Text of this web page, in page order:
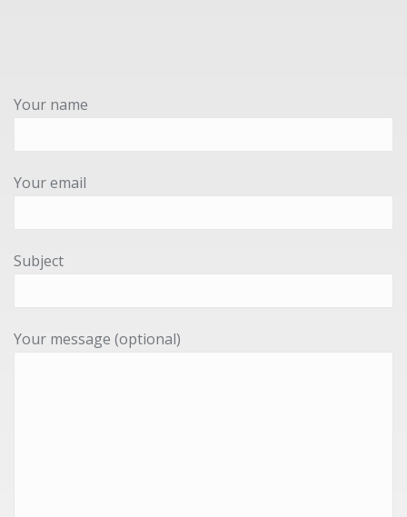
Your name
Your email
Subject
Your message (optional)